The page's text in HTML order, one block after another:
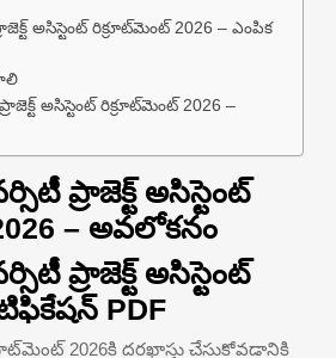
అసిస్టెంట్ రిక్రూట్‌మెంట్ 2026 – ఎంపిక
అసిస్టెంట్ రిక్రూట్‌మెంట్ 2026 –
ప్రాజెక్ట్ అసిస్టెంట్
– అవలోకనం
ప్రాజెక్ట్ అసిస్టెంట్
PDF
2026కి దరఖాస్తు చేసుకోవడానికి